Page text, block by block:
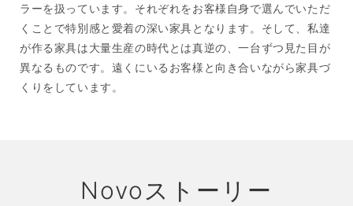
ラーを扱っています。それぞれをお客様自身で選んでいただ
くことで特別感と愛着の深い家具となります。そして、私達
が作る家具は大量生産の時代とは真逆の、一台ずつ見た目が
異なるものです。遠くにいるお客様と向き合いながら家具づ
くりをしています。
Novoストーリー